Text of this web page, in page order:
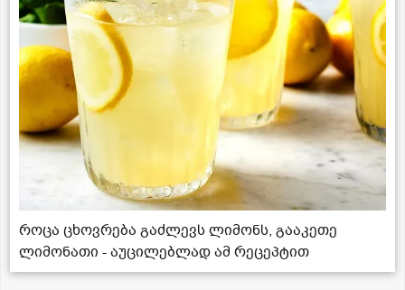
როცა ცხოვრება გაძლევს ლიმონს, გააკეთე
ლიმონათი - აუცილებლად ამ რეცეპტით